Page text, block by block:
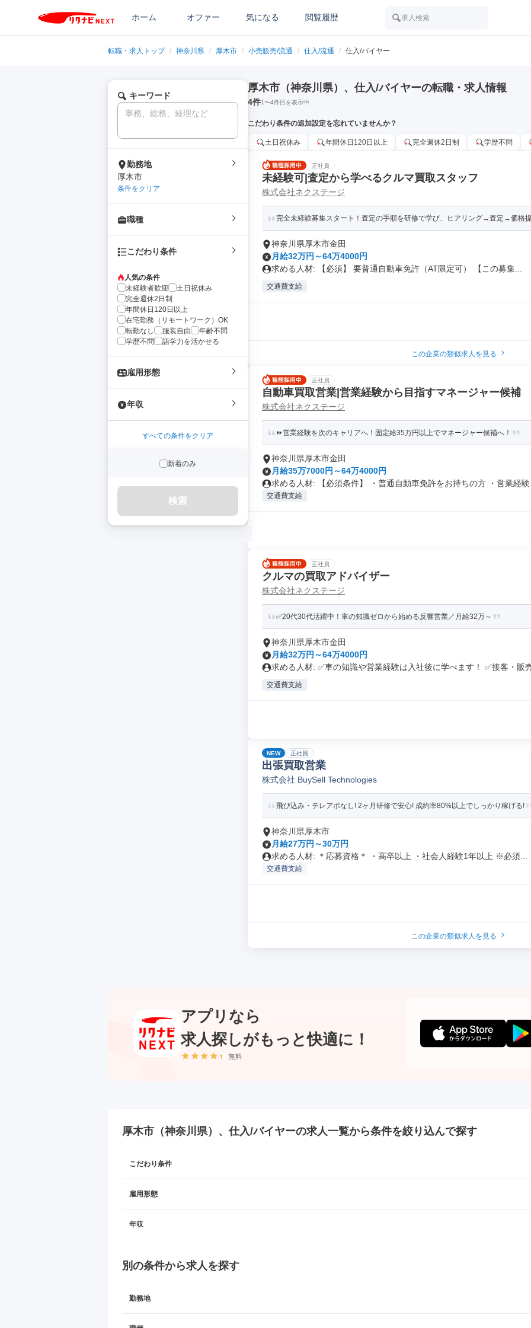
ホーム オファー 気になる 閲覧履歴 求人検索
転職・求人トップ / 神奈川県 / 厚木市 / 小売販売/流通 / 仕入/流通 / 仕入/バイヤー
キーワード
勤務地
厚木市
条件をクリア
職種
こだわり条件
人気の条件
未経験者歓迎
土日祝休み
完全週休2日制
年間休日120日以上
在宅勤務（リモートワーク）OK
転勤なし
服装自由
年齢不問
学歴不問
語学力を活かせる
雇用形態
年収
すべての条件をクリア
新着のみ
検索
厚木市（神奈川県）、仕入/バイヤーの転職・求人情報
4件1〜4件目を表示中
こだわり条件の追加設定を忘れていませんか？
土日祝休み 年間休日120日以上 完全週休2日制 学歴不問
正社員
未経験可|査定から学べるクルマ買取スタッフ
株式会社ネクステージ
完全未経験募集スタート！査定の手順を研修で学び、ヒアリング→査定→価格
神奈川県厚木市金田
月給32万円～64万4000円
求める人材: 【必須】 要普通自動車免許（AT限定可） 【この募集...
交通費支給
この企業の類似求人を見る
正社員
自動車買取営業|営業経験から目指すマネージャー候補
株式会社ネクステージ
⏩️営業経験を次のキャリアへ！固定給35万円以上でマネージャー候補へ！
神奈川県厚木市金田
月給35万7000円～64万4000円
求める人材: 【必須条件】 ・普通自動車免許をお持ちの方 ・営業経
交通費支給
正社員
クルマの買取アドバイザー
株式会社ネクステージ
✅20代30代活躍中！車の知識ゼロから始める反響営業／月給32万～
神奈川県厚木市金田
月給32万円～64万4000円
求める人材: ✅車の知識や営業経験は入社後に学べます！ ✅接客・販
交通費支給
NEW 正社員
出張買取営業
株式会社 BuySell Technologies
飛び込み・テレアポなし! 2ヶ月研修で安心! 成約率80%以上でしっかり稼げる!
神奈川県厚木市
月給27万円～30万円
求める人材: ＊応募資格＊ ・高卒以上 ・社会人経験1年以上 ※必須...
交通費支給
この企業の類似求人を見る
アプリなら
求人探しがもっと快適に！
無料
厚木市（神奈川県）、仕入/バイヤーの求人一覧から条件を絞り込んで探す
こだわり条件
雇用形態
年収
別の条件から求人を探す
勤務地